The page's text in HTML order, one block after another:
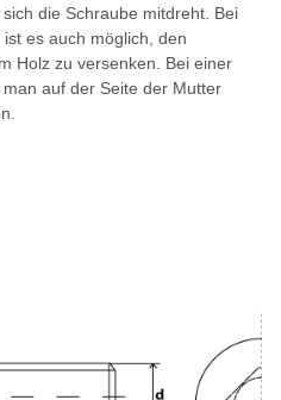
die Schraube mitdreht. Bei
es auch möglich, den
Holz zu versenken. Bei einer
auf der Seite der Mutter